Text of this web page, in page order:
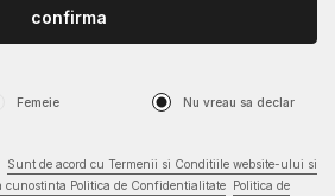
Femeie Nu vreau sa declar
confirma
Sunt de acord cu Termenii si Conditiile website-ului si
Politica de Confidentialitate
Politica de